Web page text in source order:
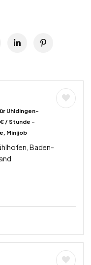
Uhldingen-
/ Stunde –
Minijob
Baden-